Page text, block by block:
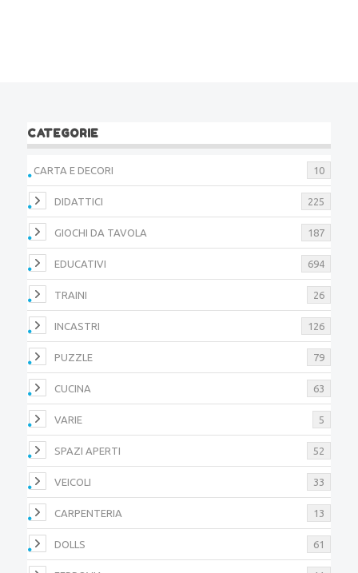
CATEGORIE
CARTA E DECORI 10
DIDATTICI 225
GIOCHI DA TAVOLA 187
EDUCATIVI 694
TRAINI 26
INCASTRI 126
PUZZLE 79
CUCINA 63
VARIE 5
SPAZI APERTI 52
VEICOLI 33
CARPENTERIA 13
DOLLS 61